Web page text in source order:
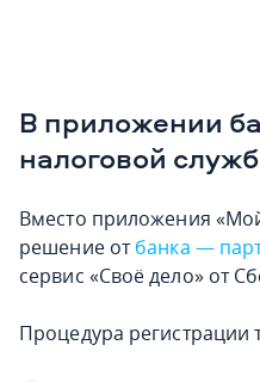
В приложении
налоговой
Вместо приложения
решение отбанка —
сервис «Своё дело» от
Процедура регистрации